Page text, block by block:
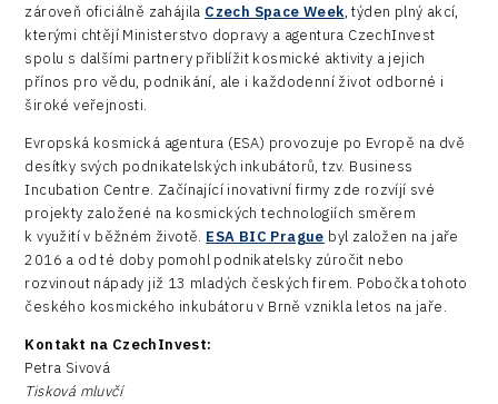
zároveň oficiálně zahájila Czech Space Week, týden plný akcí,
kterými chtějí Ministerstvo dopravy a agentura CzechInvest
spolu s dalšími partnery přiblížit kosmické aktivity a jejich
přínos pro vědu, podnikání, ale i každodenní život odborné i
široké veřejnosti.
Evropská kosmická agentura (ESA) provozuje po Evropě na dvě
desítky svých podnikatelských inkubátorů, tzv. Business
Incubation Centre. Začínající inovativní firmy zde rozvíjí své
projekty založené na kosmických technologiích směrem
k využití v běžném životě. ESA BIC Prague byl založen na jaře
2016 a od té doby pomohl podnikatelsky zúročit nebo
rozvinout nápady již 13 mladých českých firem. Pobočka tohoto
českého kosmického inkubátoru v Brně vznikla letos na jaře.
Kontakt na CzechInvest:
Petra Sivová
Tisková mluvčí